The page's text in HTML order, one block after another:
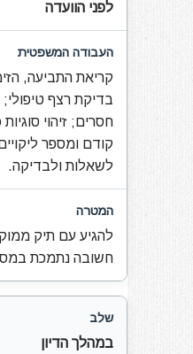
העבודה המשפטית
המטרה
לפני הוועדה
קריאת התביעה,
בדיקת רצף
חסרים; זיהוי
קודם ומספר
לשאלות ולבדיקה.
להגיע עם תיק
חשובה נתמכת
במהלך הדיון